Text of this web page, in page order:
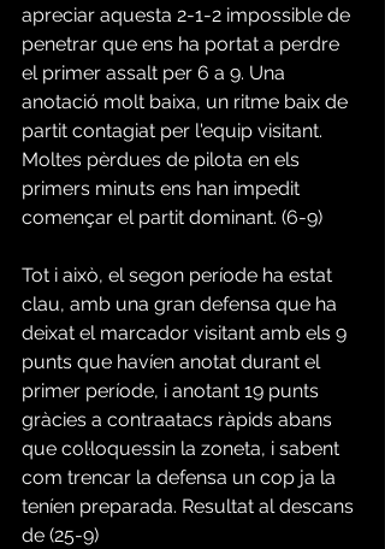
apreciar aquesta 2-1-2 impossible de
penetrar que ens ha portat a perdre
el primer assalt per 6 a 9. Una
anotació molt baixa, un ritme baix de
partit contagiat per l'equip visitant.
Moltes pèrdues de pilota en els
primers minuts ens han impedit
començar el partit dominant. (6-9)
Tot i això, el segon període ha estat
clau, amb una gran defensa que ha
deixat el marcador visitant amb els 9
punts que havíen anotat durant el
primer període, i anotant 19 punts
gràcies a contraatacs ràpids abans
que col·loquessin la zoneta, i sabent
com trencar la defensa un cop ja la
teníen preparada. Resultat al descans
de (25-9)